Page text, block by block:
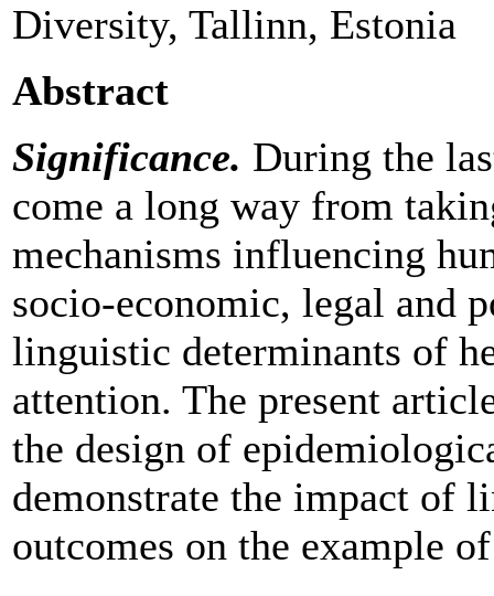
Diversity, Tallinn, Estonia
Abstract
Significance. During the
come a long way from
mechanisms influencing
socio-economic, legal and
linguistic determinants of
attention. The present
the design of
demonstrate the impact of
outcomes on the example